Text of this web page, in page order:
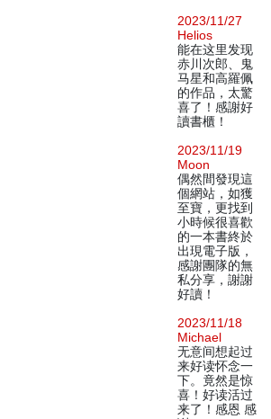
2023/11/27
Helios
能在这里发现
赤川次郎、鬼
马星和高羅佩
的作品，太驚
喜了！感謝好
讀書櫃！
2023/11/19
Moon
偶然間發現這
個網站，如獲
至寶，更找到
小時候很喜歡
的一本書終於
出現電子版，
感謝團隊的無
私分享，謝謝
好讀！
2023/11/18
Michael
无意间想起过
来好读怀念一
下。竟然是惊
喜！好读活过
来了！感恩 感